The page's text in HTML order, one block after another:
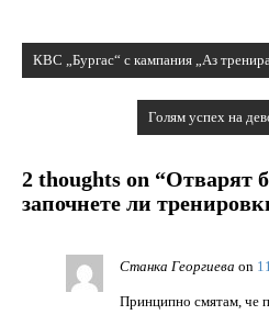
КВС „Бургас“ с кампания „Аз
Голям успех на
2 thoughts on “Отварят
започнете ли
Станка Георгиева on
Принципно смятам, че